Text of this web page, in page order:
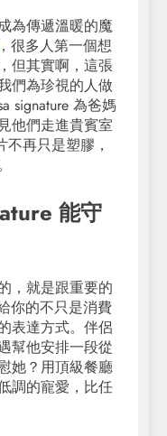
為傳遞溫暖的魔
，很多人第一個想
但其實啊，這張
們為珍視的人做
signature 為爸媽
他們走進貴賓室
再只是塑膠，
能守
，就是跟重要的
你的不只是消費
表達方式。伴侶
幫他安排一段從
她？用頂級餐廳
調的寵愛，比任